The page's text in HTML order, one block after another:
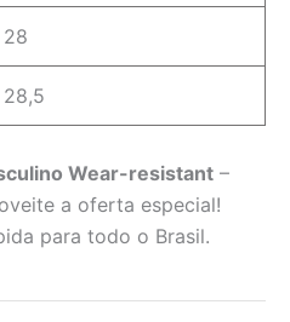
28
28,5
Wear-resistant –
a oferta especial!
para todo o Brasil.